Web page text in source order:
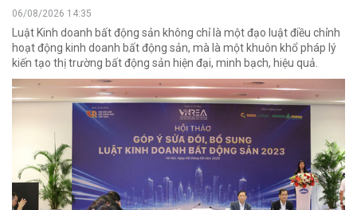
06/08/2026 14:35
Luật Kinh doanh bất động sản không chỉ là một đạo luật điều chỉnh
hoạt động kinh doanh bất động sản, mà là một khuôn khổ pháp lý
kiến tạo thị trường bất động sản hiện đại, minh bạch, hiệu quả.